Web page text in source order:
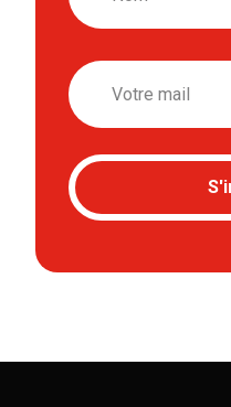
Email